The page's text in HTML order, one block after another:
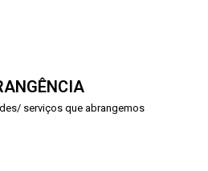
serviços que abrangemos